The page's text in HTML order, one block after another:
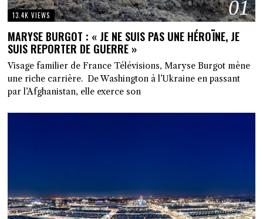
01
13.4K VIEWS
MARYSE BURGOT : « JE NE SUIS PAS UNE HÉROÏNE, JE
SUIS REPORTER DE GUERRE »
Visage familier de France Télévisions, Maryse Burgot mène
une riche carrière. De Washington à l’Ukraine en passant
par l’Afghanistan, elle exerce son